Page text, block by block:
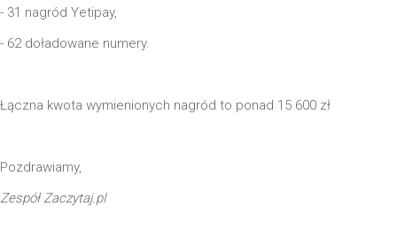
- 31 nagród Yetipay,
- 62 doładowane numery.
Łączna kwota wymienionych nagród to ponad 15 600 zł
Pozdrawiamy,
Zespół Zaczytaj.pl